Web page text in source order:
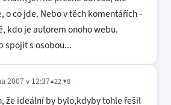
o co jde. Nebo v těch komentářích -
kdo je autorem onoho webu.
spojit s osobou...
2007 v 12:37▲22 ▼8
že ideální by bylo,kdyby tohle řešil